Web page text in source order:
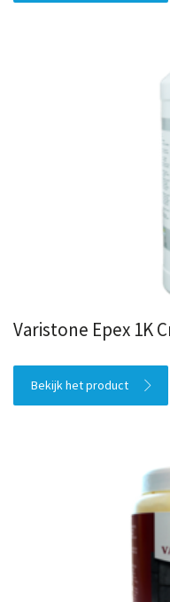
Varistone Epex 1K
Bekijk het product